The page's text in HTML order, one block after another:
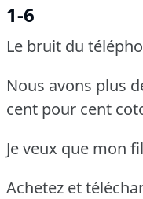
1-6
Le bruit du
Nous avons plus
cent pour cent
Je veux que mon
Achetez et